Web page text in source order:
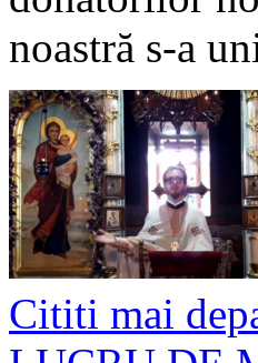
noastră s-a
Cititi mai